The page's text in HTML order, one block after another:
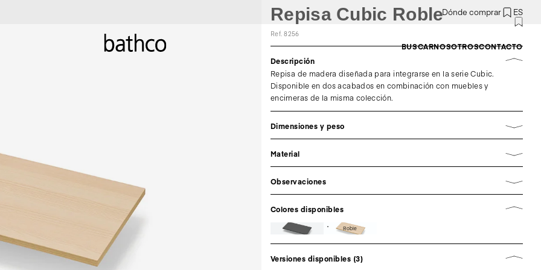
Dónde comprar ES
BUSCARNOSOTROSCONTACTO
Repisa Cubic Roble
Ref. 8256
Descripción
Repisa de madera diseñada para integrarse en la serie Cubic.
Disponible en dos acabados en combinación con muebles y
encimeras de la misma colección.
Dimensiones y peso
Material
Observaciones
Colores disponibles
Roble
Versiones disponibles (3)